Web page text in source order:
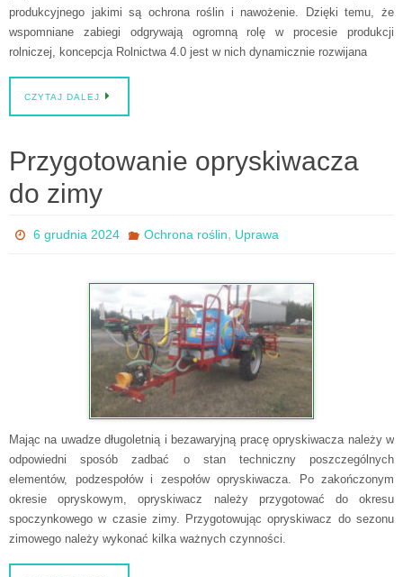
produkcyjnego jakimi są ochrona roślin i nawożenie. Dzięki temu, że
wspomniane zabiegi odgrywają ogromną rolę w procesie produkcji
rolniczej, koncepcja Rolnictwa 4.0 jest w nich dynamicznie rozwijana
CZYTAJ DALEJ
Przygotowanie opryskiwacza
do zimy
6 grudnia 2024 Ochrona roślin, Uprawa
Mając na uwadze długoletnią i bezawaryjną pracę opryskiwacza należy w
odpowiedni sposób zadbać o stan techniczny poszczególnych
elementów, podzespołów i zespołów opryskiwacza. Po zakończonym
okresie opryskowym, opryskiwacz należy przygotować do okresu
spoczynkowego w czasie zimy. Przygotowując opryskiwacz do sezonu
zimowego należy wykonać kilka ważnych czynności.